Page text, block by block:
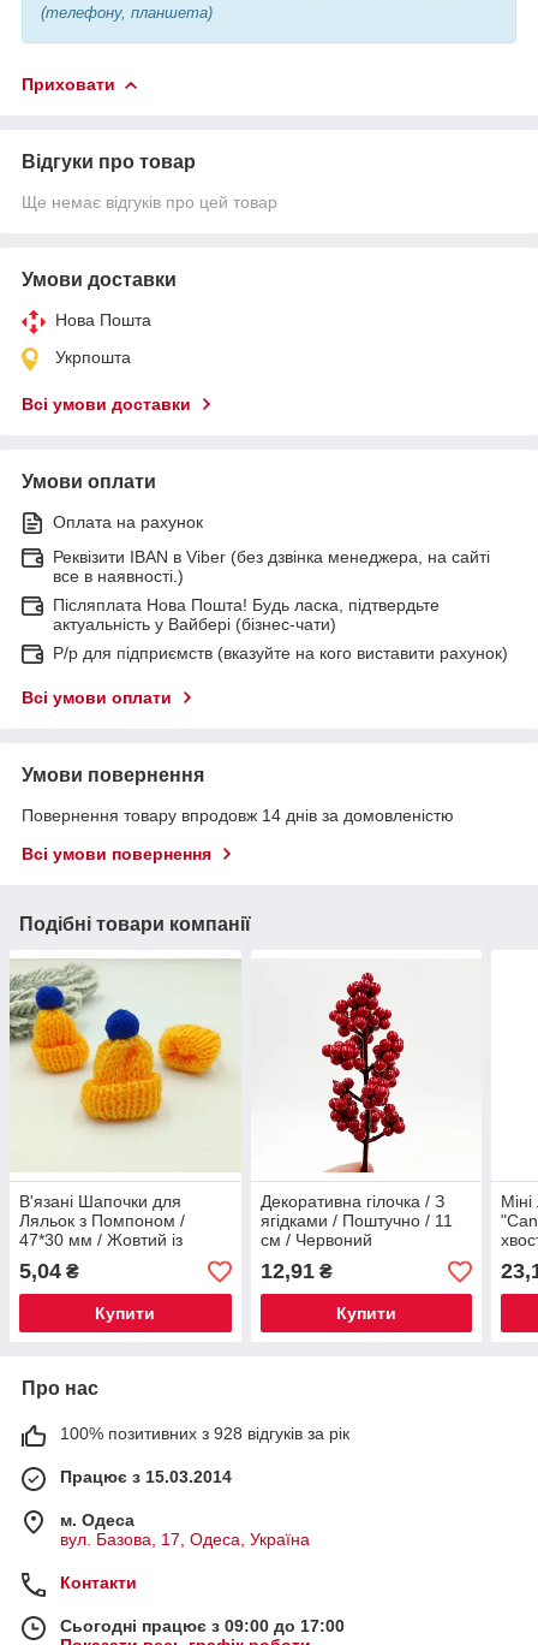
(телефону, планшета)
Приховати
Відгуки про товар
Ще немає відгуків про цей товар
Умови доставки
Нова Пошта
Укрпошта
Всі умови доставки
Умови оплати
Оплата на рахунок
Реквізити IBAN в Viber (без дзвінка менеджера, на сайті
все в наявності.)
Післяплата Нова Пошта! Будь ласка, підтвердьте
актуальність у Вайбері (бізнес-чати)
Р/р для підприємств (вказуйте на кого виставити рахунок)
Всі умови оплати
Умови повернення
Повернення товару впродовж 14 днів за домовленістю
Всі умови повернення
Подібні товари компанії
В'язані Шапочки для
Ляльок з Помпоном /
47*30 мм / Жовтий із
5,04 ₴
Купити
Декоративна гілочка / З
ягідками / Поштучно / 11
см / Червоний
12,91₴
Купити
Про нас
100% позитивних з 928 відгуків за рік
Працює з 15.03.2014
м. Одеса
вул. Базова, 17, Одеса, Україна
Контакти
Сьогодні працює з 09:00 до 17:00